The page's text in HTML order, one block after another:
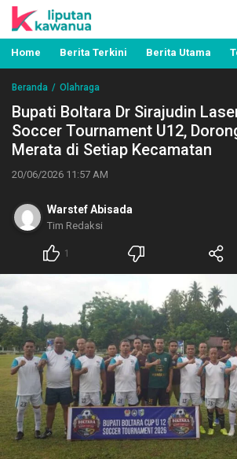
Liputan Kawanua
Berita Manado, Sulawesi Utara,
Pemerintahan, Hukum Kriminal
Home Berita Terkini Berita Utama
Beranda Olahraga
Bupati Boltara Dr Sirajudin
Soccer Tournament U12,
Merata di Setiap Kecamatan
20/06/2026 11:57 AM
Warstef Abisada
Tim Redaksi
1